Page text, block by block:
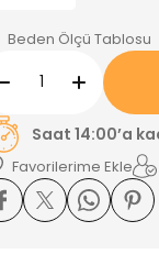
Beden Ölçü Tablosu
Saat 14:00’a